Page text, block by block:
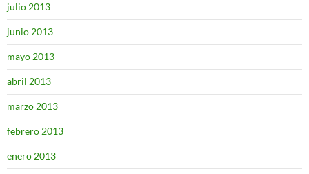
julio 2013
junio 2013
mayo 2013
abril 2013
marzo 2013
febrero 2013
enero 2013